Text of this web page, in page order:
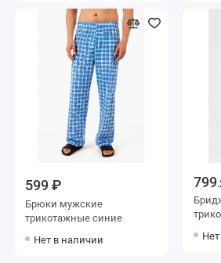
599 ₽
Брюки мужские
трикотажные синие
Нет в наличии
799
Бриджи